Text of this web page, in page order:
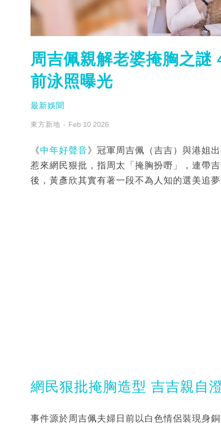
周吉佩親解老婆掩胸之
前泳照曝光
最新娛聞
東方新地 Feb 10 2026
《中年好聲音》冠軍周吉佩（吉吉）與港姐
惹來網民狠批，指周太「掩胸扮嘢」，連帶
後，黃彥欣其實有著一段不為人知的選美追
網民狠批掩胸造型 吉吉親自
事件源於周吉佩夫婦日前以白色情侶裝現身